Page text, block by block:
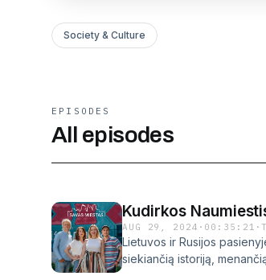
Society & Culture
EPISODES
All episodes
Kudirkos
AUG 29, 2024 · 00:35:21 ·
Lietuvos ir Rusijos
siekiančią istoriją,